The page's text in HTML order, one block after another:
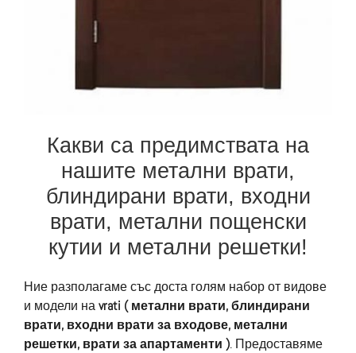
Какви са предимствата на
нашите метални врати,
блиндирани врати, входни
врати, метални пощенски
кутии и метални решетки!
Ние разполагаме със доста голям набор от видове
и модели наvrati ( метални врати, блиндирани
врати, входни врати за входове, метални
решетки, врати за апартаменти ). Предоставяме